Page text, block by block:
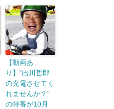
【動画あ
り】”出川哲郎
の充電させてく
れませんか？”
の特番が10月